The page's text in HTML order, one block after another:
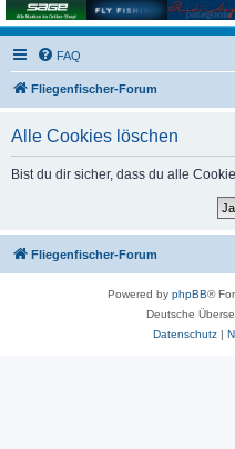
FAQ
Fliegenfischer-Forum
Alle Cookies löschen
Bist du dir sicher, dass du alle
Fliegenfischer-Forum
Powered by phpBB®
Deutsche
Datenschutz|